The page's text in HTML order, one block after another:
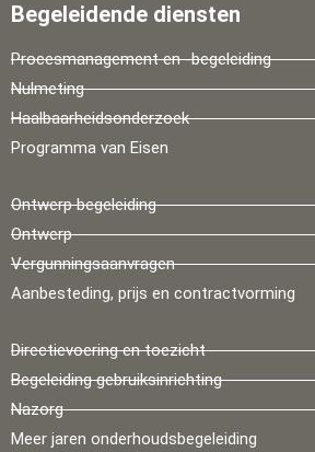
Begeleidende diensten
Procesmanagement en -begeleiding
Nulmeting
Haalbaarheidsonderzoek
Programma van Eisen
Ontwerp begeleiding
Ontwerp
Vergunningsaanvragen
Aanbesteding, prijs en contractvorming
Directievoering en toezicht
Begeleiding gebruiksinrichting
Nazorg
Meer jaren onderhoudsbegeleiding